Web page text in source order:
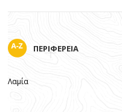
ΠΕΡΙΦΕΡΕΙΑ
Λαμία